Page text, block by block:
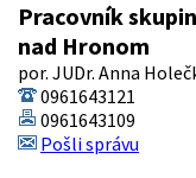
Pracovník
nad Hronom
por. JUDr. Anna
0961643121
0961643109
Pošli správu